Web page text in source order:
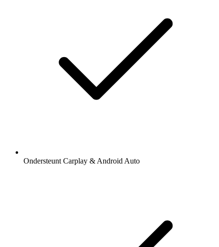
Ondersteunt Carplay & Android Auto